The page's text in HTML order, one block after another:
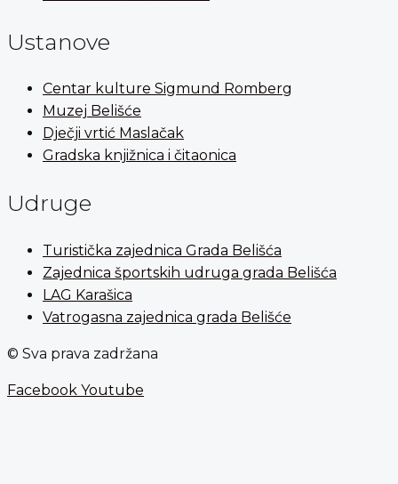
Ustanove
Centar kulture Sigmund Romberg
Muzej Belišće
Dječji vrtić Maslačak
Gradska knjižnica i čitaonica
Udruge
Turistička zajednica Grada Belišća
Zajednica športskih udruga grada Belišća
LAG Karašica
Vatrogasna zajednica grada Belišće
© Sva prava zadržana
Facebook Youtube